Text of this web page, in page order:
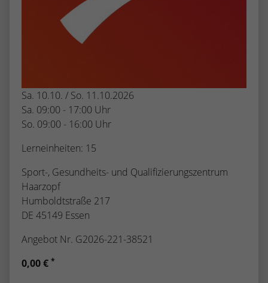
Sa. 10.10. / So. 11.10.2026
Sa. 09:00 - 17:00 Uhr
So. 09:00 - 16:00 Uhr
Lerneinheiten: 15
Sport-, Gesundheits- und Qualifizierungszentrum
Haarzopf
Humboldtstraße 217
DE 45149 Essen
Angebot Nr. G2026-221-38521
0,00 € *